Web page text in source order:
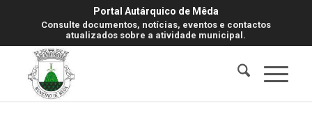
Portal Autárquico de Mêda
Consulte documentos, notícias, eventos e contactos
atualizados sobre a atividade municipal.